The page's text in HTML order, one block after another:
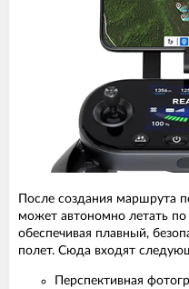
После создания маршрута
может автономно летать по
обеспечивая плавный,
полет. Сюда входят
Перспективная